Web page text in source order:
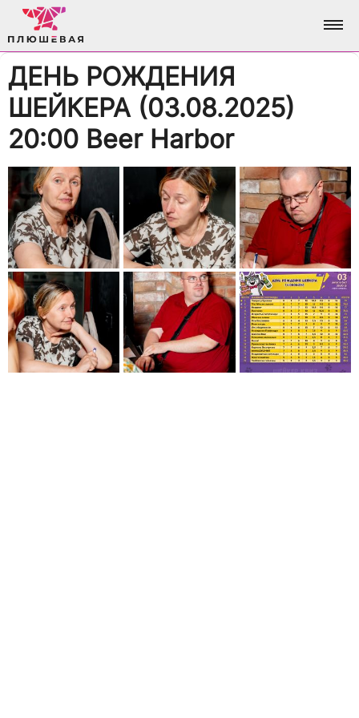
ФОТО
АЛЬБОМЫ
ВСЕ ФОТО
О НАС
АНАЛИТИКА
ДОСТИЖЕНИЯ
БРЕНДИНГ
ВХОД / РЕГИСТРАЦИЯ
ДЕНЬ РОЖДЕНИЯ
ШЕЙКЕРА (03.08.2025)
20:00 Beer Harbor